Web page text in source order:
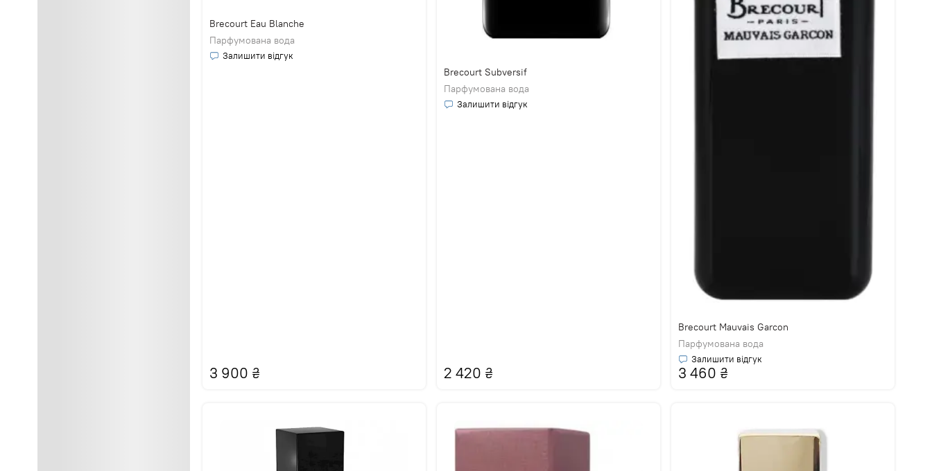
Brecourt Eau Blanche
Парфумована вода
Залишити відгук
3 900 ₴
Brecourt Subversif
Парфумована вода
Залишити відгук
2 420 ₴
Brecourt Mauvais Garcon
Парфумована вода
Залишити відгук
3 460 ₴